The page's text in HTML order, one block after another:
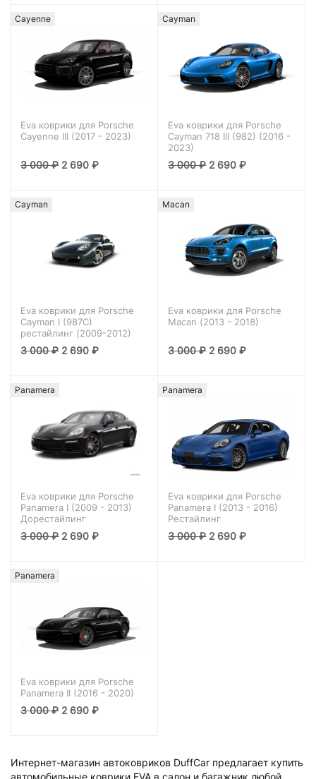
Cayenne
Eva коврики для Porsche
Cayenne III (2017 - 2023)
3 000₽ 2 690₽
Cayman
Eva коврики для Porsche
Cayman 718 III (982) (2016 -
2023)
3 000₽ 2 690₽
Cayman
Eva коврики для Porsche
Cayman I (987C)
рестайлинг (2009-2012)
3 000₽ 2 690₽
Macan
Eva коврики для Porsche
Macan (2013 - 2018)
3 000₽ 2 690₽
Panamera
Eva коврики для Porsche
Panamera I (2009 - 2013)
Дорестайлинг
3 000₽ 2 690₽
Panamera
Eva коврики для Porsche
Panamera I (2013 - 2016)
Рестайлинг
3 000₽ 2 690₽
Panamera
Eva коврики для Porsche
Panamera II (2016 - 2020)
3 000₽ 2 690₽
Интернет-магазин автоковриков DuffCar предлагает купить
автомобильные коврики EVA в салон и багажник любой